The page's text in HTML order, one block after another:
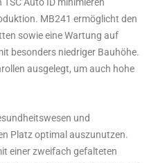
MB241 ermöglicht den
sowie eine Wartung auf
besonders niedriger Bauhöhe.
ausgelegt, um auch hohe
und
Platz optimal auszunutzen.
einer zweifach gefalteten